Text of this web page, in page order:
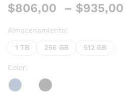
$806,00 – $935,00
Almacenamiento:
1 TB 256 GB 512 GB
Color: